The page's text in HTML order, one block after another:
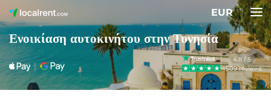
EUR
Ενοικίαση αυτοκινήτου στην Τυνησία
4.8 / 5
4509 reviews